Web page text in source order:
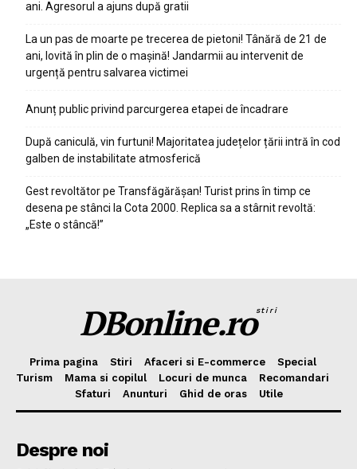
ani. Agresorul a ajuns după gratii
La un pas de moarte pe trecerea de pietoni! Tânără de 21 de
ani, lovită în plin de o mașină! Jandarmii au intervenit de
urgență pentru salvarea victimei
Anunț public privind parcurgerea etapei de încadrare
După caniculă, vin furtuni! Majoritatea județelor țării intră în cod
galben de instabilitate atmosferică
Gest revoltător pe Transfăgărășan! Turist prins în timp ce
desena pe stânci la Cota 2000. Replica sa a stârnit revoltă:
„Este o stâncă!”
DBonline.rostiri
Prima pagina Stiri Afaceri si E-commerce
Special
Turism
Mama si copilul Locuri de munca
Recomandari
Sfaturi
Anunturi Ghid de oras Utile
Despre noi